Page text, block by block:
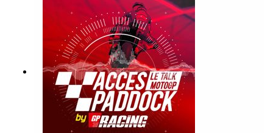
revient également sur la situation chez Ducati, la
blessure de Johann Zarco ou le retour de Marc
Marquez. Sans oublier les sujets brulants qui
agitent le paddock !